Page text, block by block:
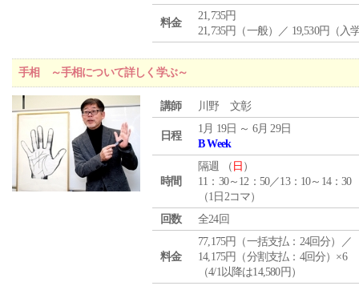
料金
21,735円
21,735円（一般）／ 19,530円（入
手相 ～手相について詳しく学ぶ～
講師 川野 文彰
日程
1月 19日 ～ 6月 29日
B Week
時間
隔週 （ 日 ）
11：30～12：50／13：10～14：30
（1日2コマ）
回数
全24回
料金
77,175円（一括支払：24回分）／
14,175円（分割支払：4回分）×6
（4/1以降は14,580円）